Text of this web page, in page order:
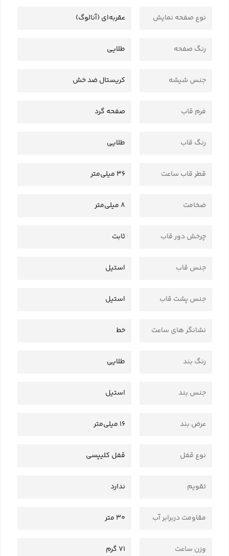
نوع صفحه نمایش عقربه‌ای (آنالوگ)
رنگ صفحه طلایی
جنس شیشه کریستال ضد خش
فرم قاب صفحه گرد
رنگ قاب طلایی
قطر قاب ساعت 36 میلی‌متر
ضخامت 8 میلی‌متر
چرخش دور قاب ثابت
جنس قاب استیل
جنس پشت قاب استیل
نشانگر های ساعت خط
رنگ بند طلایی
جنس بند استیل
عرض بند 16 میلی‌متر
نوع قفل قفل کلیپسی
تقویم ندارد
مقاومت دربرابر آب 30 متر
وزن ساعت 71 گرم